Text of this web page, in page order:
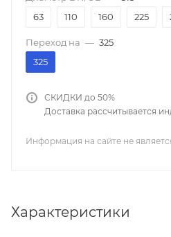
63
110 160 225
Переход на — 325
325
СКИДКИ до 50%
Доставка рассчитывается
Информация на сайте не
Характеристики